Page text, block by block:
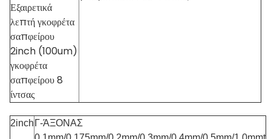
Εξαιρετικά
λεπτή γκοφρέτα
σαπφείρου
2inch (100um)
γκοφρέτα
σαπφείρου 8
ίντσας
2inch Γ-ΆΞΟΝΑΣ